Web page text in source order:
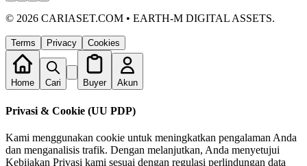
© 2026 CARIASET.COM • EARTH-M DIGITAL ASSETS.
Terms Privacy Cookies
Home Cari Buyer Akun
Privasi & Cookie (UU PDP)
Kami menggunakan cookie untuk meningkatkan pengalaman Anda
dan menganalisis trafik. Dengan melanjutkan, Anda menyetujui
Kebijakan Privasi kami sesuai dengan regulasi perlindungan data